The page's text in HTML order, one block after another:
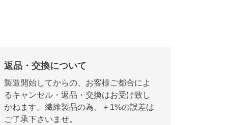
返品・交換について
製造開始してからの、お客様ご都合によ
るキャンセル・返品・交換はお受け致し
かねます。繊維製品の為、＋1%の誤差は
ご了承下さいませ。